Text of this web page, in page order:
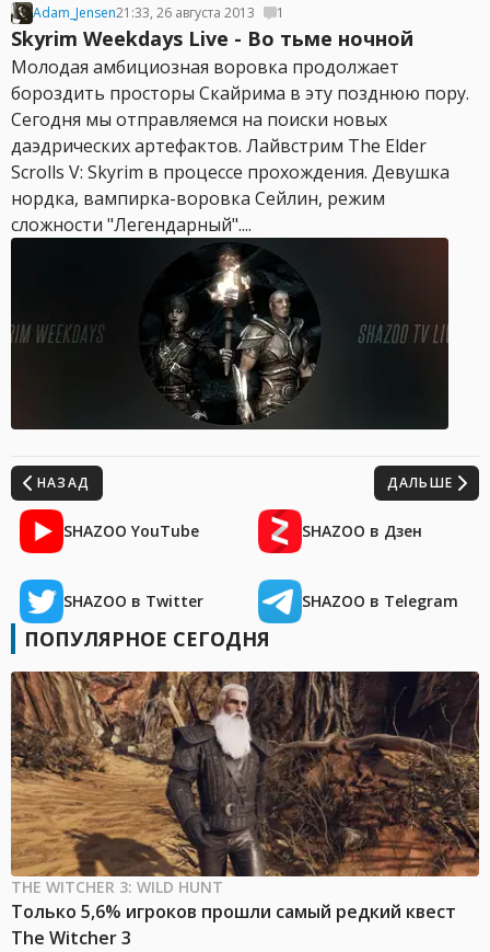
Adam_Jensen21:33, 26 августа 2013 1
Skyrim Weekdays Live - Во тьме ночной
Молодая амбициозная воровка продолжает
бороздить просторы Скайрима в эту позднюю пору.
Сегодня мы отправляемся на поиски новых
даэдрических артефактов. Лайвстрим The Elder
Scrolls V: Skyrim в процессе прохождения. Девушка
нордка, вампирка-воровка Сейлин, режим
сложности "Легендарный"....
НАЗАД ДАЛЬШЕ
SHAZOO YouTube SHAZOO в Дзен
SHAZOO в Twitter SHAZOO в Telegram
ПОПУЛЯРНОЕ СЕГОДНЯ
THE WITCHER 3: WILD HUNT
Только 5,6% игроков прошли самый редкий квест
The Witcher 3